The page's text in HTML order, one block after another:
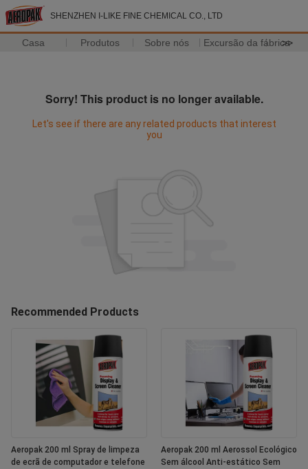
SHENZHEN I-LIKE FINE CHEMICAL CO., LTD
Casa Produtos Sobre nós Excursão da fábrica
>>
Sorry! This product is no longer available.
Let's see if there are any related products that interest
you
Recommended Products
Aeropak 200 ml Spray de limpeza
de ecrã de computador e telefone
Aeropak 200 ml Aerossol Ecológico
Sem álcool Anti-estático Sem